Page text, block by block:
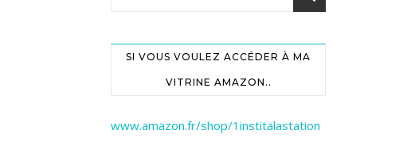
SI VOUS VOULEZ ACCÉDER À MA
VITRINE AMAZON..
www.amazon.fr/shop/1institalastation